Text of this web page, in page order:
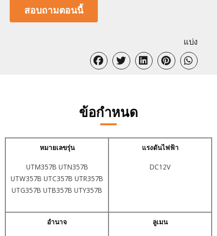
สอบถามตอนนี้
แบ่ง
ข้อกำหนด
หมายเลขรุ่น
UTM357B UTN357B
UTW357B UTC357B UTR357B
UTG357B UTB357B UTY357B
แรงดันไฟฟ้า
DC12V
อำนาจ ลูเมน